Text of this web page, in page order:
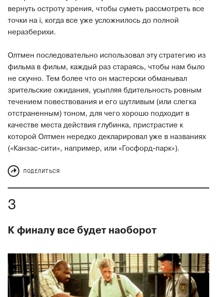
вернуть остроту зрения, чтобы суметь рассмотреть все
точки на i, когда все уже усложнилось до полной
неразберихи.
Олтмен последовательно использовал эту стратегию из
фильма в фильм, каждый раз стараясь, чтобы нам было
не скучно. Тем более что он мастерски обманывал
зрительские ожидания, усыпляя бдительность ровным
течением повествования и его шутливым (или слегка
отстраненным) тоном, для чего хорошо подходит в
качестве места действия глубинка, пристрастие к
которой Олтмен нередко декларировал уже в названиях
(«Канзас-сити», например, или «Госфорд-парк»).
ПОДЕЛИТЬСЯ
К финалу все будет наоборот